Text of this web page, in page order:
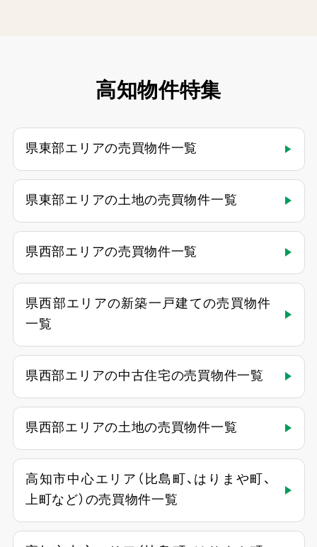
高知物件特集
県東部エリアの売買物件一覧
県東部エリアの土地の売買物件一覧
県西部エリアの売買物件一覧
県西部エリアの新築一戸建ての売買物件
一覧
県西部エリアの中古住宅の売買物件一覧
県西部エリアの土地の売買物件一覧
高知市中心エリア（比島町、はりまや町、
上町など）の売買物件一覧